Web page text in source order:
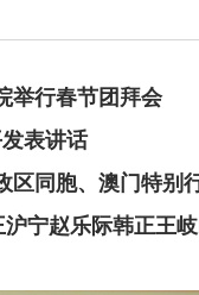
举行春节团拜会
表讲话
同胞、澳门特别
宁赵乐际韩正王